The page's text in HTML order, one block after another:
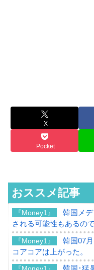
X
Pocket
おススメ記事
『Money1』
韓国メ
される可能性もあるの
『Money1』
韓国07
コアコアは上がった。
『Money1』
韓国･猛